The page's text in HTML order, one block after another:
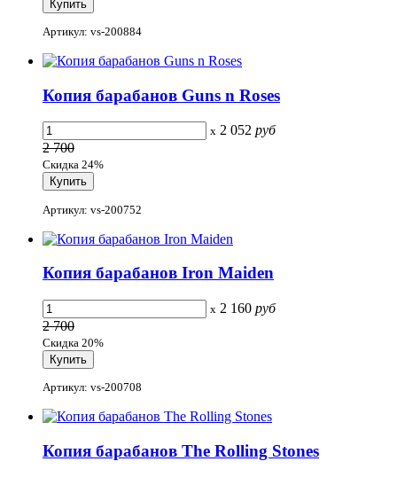
Артикул: vs-200884
Копия барабанов Guns n Roses
x 2 052 руб
2 700
Скидка 24%
Артикул: vs-200752
Копия барабанов Iron Maiden
x 2 160 руб
2 700
Скидка 20%
Артикул: vs-200708
Копия барабанов The Rolling Stones